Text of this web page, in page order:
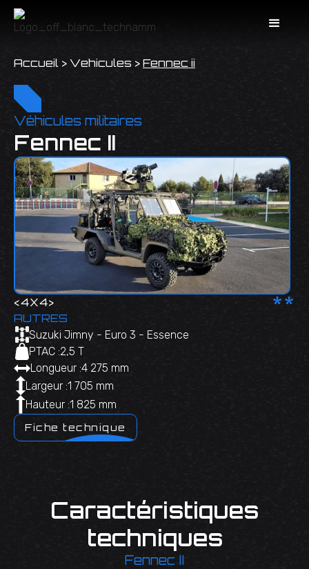
Accueil > Vehicules > Fennec ii
Véhicules militaires
Fennec II
AUTRES
Suzuki Jimny - Euro 3 - Essence
PTAC :2,5 T
Longueur :4 275 mm
Largeur :1 705 mm
Hauteur :1 825 mm
Fiche technique
<4X4> **
Caractéristiques
techniques
Fennec II